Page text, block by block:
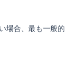
場合、最も一般的